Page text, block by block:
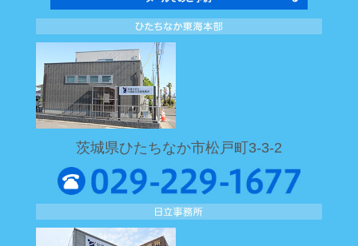
茨城県ひたちなか市松戸町3-3-2